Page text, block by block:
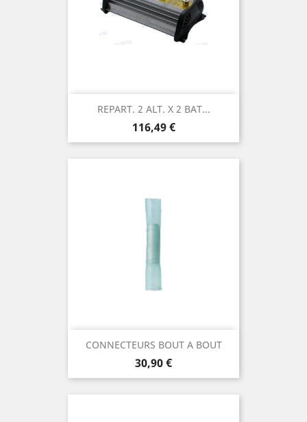
REPART. 2 ALT. X 2 BAT...
Prix
116,49 €
CONNECTEURS BOUT A BOUT
Prix
30,90 €